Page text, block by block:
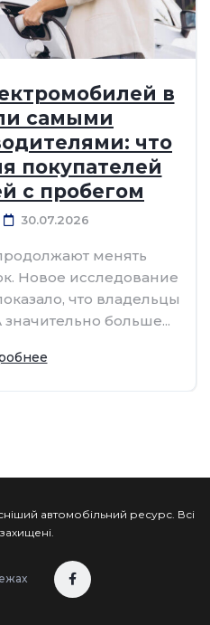
в
самыми
что
покупателей
с пробегом
30.07.2026
менять
Новое исследование
что владельцы
больше...
автомобільний ресурс. Всі